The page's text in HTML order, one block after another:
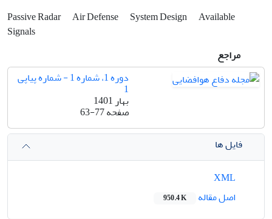
Passive Radar Air Defense System Design
Available
Signals
مراجع
دوره 1، شماره 1 - شماره پیاپی
1
بهار 1401
صفحه63-77
فایل ها
اصل مقاله
950.4 K